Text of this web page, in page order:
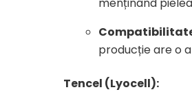
menținând
producție are o
Tencel (Lyocell):